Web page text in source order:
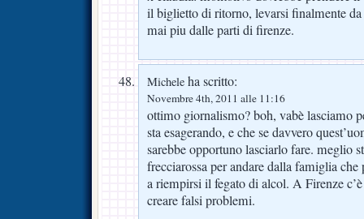
il biglietto di ritorno, levarsi finalmente da
mai piu dalle parti di firenze.
Michele ha scritto:
Novembre 4th, 2011 alle 11:16
ottimo giornalismo? boh, vabè lasciamo
sta esagerando, e che se davvero
sarebbe opportuno lasciarlo fare. meglio
frecciarossa per andare dalla famiglia che
a riempirsi il fegato di alcol. A Firenze
creare falsi problemi.